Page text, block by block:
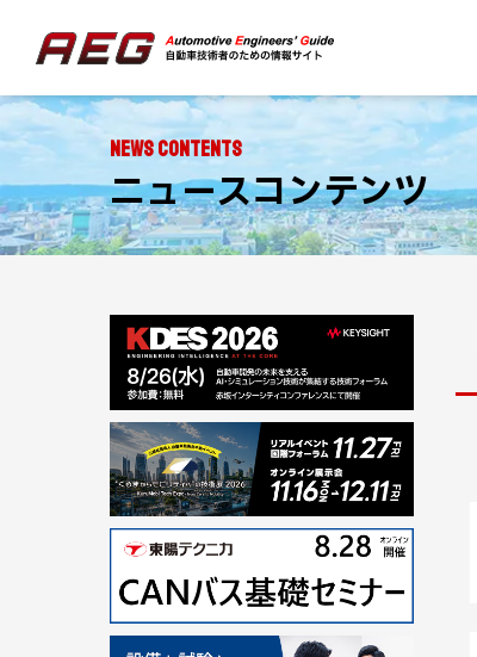
NEWS CONTENTS
ニュースコンテンツ